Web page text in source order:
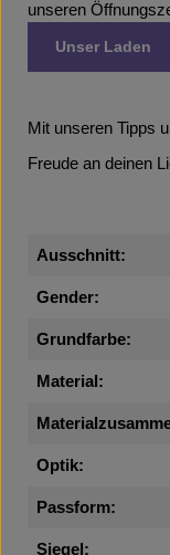
unseren
Unser Laden
Mit unseren Tipps
Freude an deinen
Ausschnitt:
Gender:
Grundfarbe:
Material:
Optik:
Passform:
Siegel: